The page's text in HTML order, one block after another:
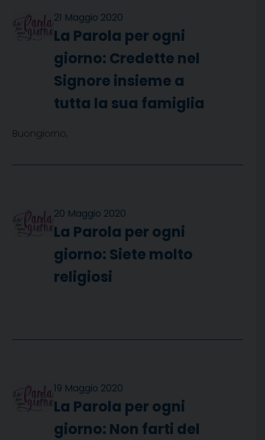
21 Maggio 2020
La Parola per ogni
giorno: Credette nel
Signore insieme a
tutta la sua famiglia
Buongiorno,
20 Maggio 2020
La Parola per ogni
giorno: Siete molto
religiosi
19 Maggio 2020
La Parola per ogni
giorno: Non farti del